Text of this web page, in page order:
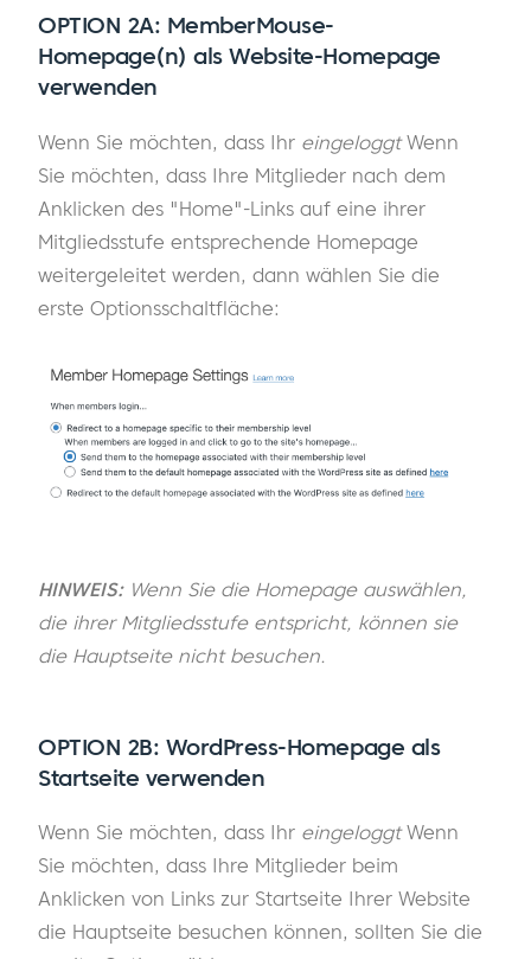
OPTION 2A: MemberMouse-
Homepage(n) als Website-Homepage
verwenden
Wenn Sie möchten, dass Ihr eingeloggtWenn
Sie möchten, dass Ihre Mitglieder nach dem
Anklicken des "Home"-Links auf eine ihrer
Mitgliedsstufe entsprechende Homepage
weitergeleitet werden, dann wählen Sie die
erste Optionsschaltfläche:
HINWEIS: Wenn Sie die Homepage auswählen,
die ihrer Mitgliedsstufe entspricht, können sie
die Hauptseite nicht besuchen.
OPTION 2B: WordPress-Homepage als
Startseite verwenden
Wenn Sie möchten, dass Ihr eingeloggtWenn
Sie möchten, dass Ihre Mitglieder beim
Anklicken von Links zur Startseite Ihrer Website
die Hauptseite besuchen können, sollten Sie die